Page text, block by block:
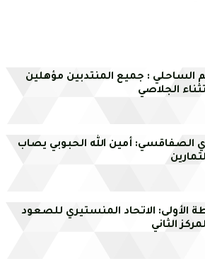
الساحلي : جميع المنتدبين مؤهلين
الجلاصي
الصفاقسي: أمين الله الحبوبي يصاب
الأولى: الاتحاد المنستيري للصعود
الثاني